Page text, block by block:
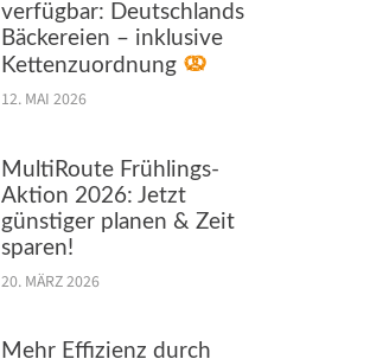
verfügbar: Deutschlands
Bäckereien – inklusive
Kettenzuordnung
12. MAI 2026
MultiRoute Frühlings-
Aktion 2026: Jetzt
günstiger planen & Zeit
sparen!
20. MÄRZ 2026
Mehr Effizienz durch